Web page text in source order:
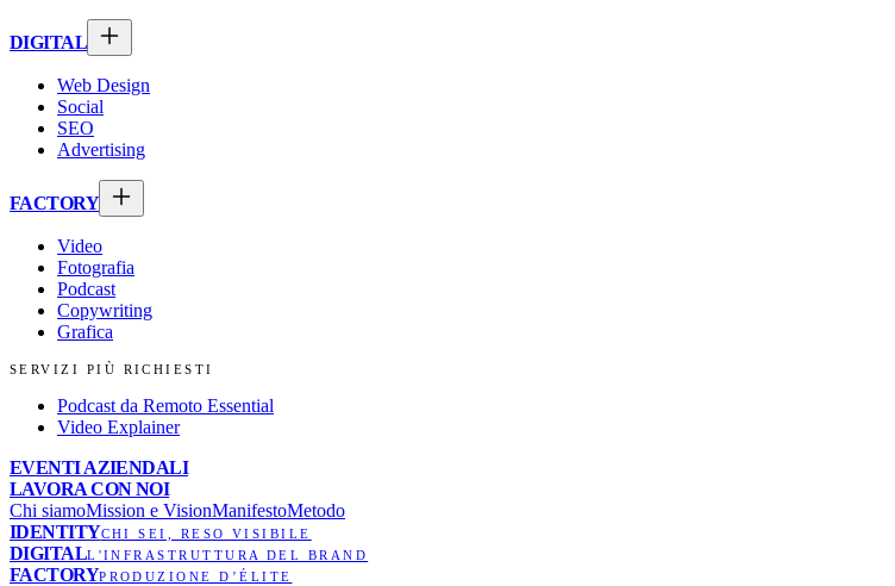
DIGITAL
Web Design
Social
SEO
Advertising
FACTORY
Video
Fotografia
Podcast
Copywriting
Grafica
SERVIZI PIÙ RICHIESTI
Podcast da Remoto Essential
Video Explainer
EVENTI AZIENDALI
LAVORA CON NOI
Chi siamoMission e VisionManifestoMetodo
IDENTITYCHI SEI, RESO VISIBILE
DIGITALL'INFRASTRUTTURA DEL BRAND
FACTORYPRODUZIONE D’ÉLITE